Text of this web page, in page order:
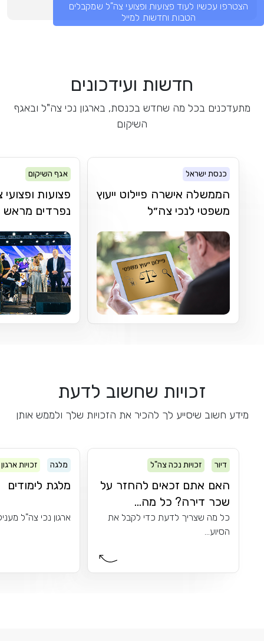
הצטרפו עכשיו לעוד פצועות ופצועי צה"ל שמקבלים
הטבות וחדשות למייל
חדשות ועידכונים
מתעדכנים בכל מה שחדש בכנסת, בארגון נכי צה"ל ובאגף
השיקום
כנסת ישראל
הממשלה אישרה פיילוט ייעוץ
משפטי לנכי צה״ל
אגף השיקום
פצועות
נפרדים מראש
זכויות שחשוב לדעת
מידע חשוב שיסייע לך להכיר את הזכויות שלך ולממש אותן
דיור זכויות נכה צה"ל
האם אתם זכאים להחזר על
שכר דירה? כל מה...
כל מה שצריך לדעת כדי לקבל את
הסיוע...
מלגה זכויות
מלגת לימודים
ארגון נכי צה"ל